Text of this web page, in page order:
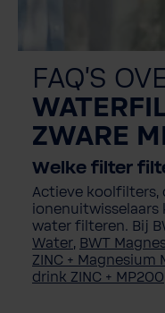
FAQ'S
ZWARE
Welke filter
Actieve koolfilters,
ionenuitwisselaars
water filteren. Bij
Water, BWT
ZINC + Magnesium
drink ZINC + MP200